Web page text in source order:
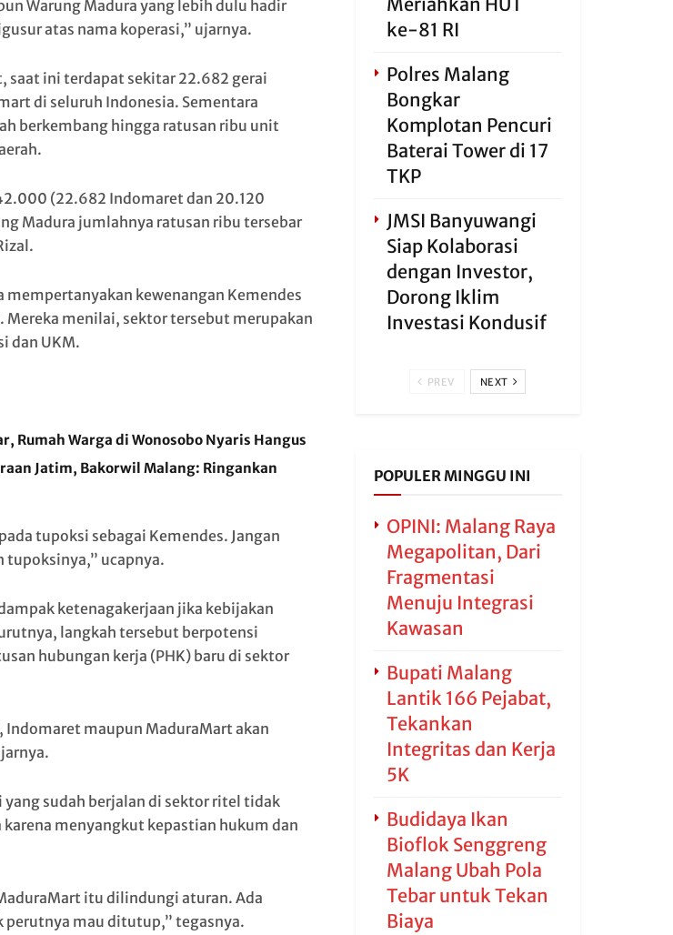
Warung Madura yang lebih dulu hadir
atas nama koperasi,” ujarnya.
saat ini terdapat sekitar 22.682 gerai
di seluruh Indonesia. Sementara
berkembang hingga ratusan ribu unit
(22.682 Indomaret dan 20.120
Madura jumlahnya ratusan ribu tersebar
mempertanyakan kewenangan Kemendes
Mereka menilai, sektor tersebut merupakan
dan UKM.
Rumah Warga di Wonosobo Nyaris Hangus
Jatim, Bakorwil Malang: Ringankan
tupoksi sebagai Kemendes. Jangan
tupoksinya,” ucapnya.
ketenagakerjaan jika kebijakan
langkah tersebut berpotensi
hubungan kerja (PHK) baru di sektor
maupun MaduraMart akan
sudah berjalan di sektor ritel tidak
menyangkut kepastian hukum dan
itu dilindungi aturan. Ada
perutnya mau ditutup,” tegasnya.
ke-81 RI
Polres Malang
Bongkar
Komplotan Pencuri
Baterai Tower di 17
TKP
JMSI Banyuwangi
Siap Kolaborasi
dengan Investor,
Dorong Iklim
Investasi Kondusif
PREV NEXT
POPULER MINGGU INI
OPINI: Malang Raya
Megapolitan, Dari
Fragmentasi
Menuju Integrasi
Kawasan
Bupati Malang
Lantik 166 Pejabat,
Tekankan
Integritas dan Kerja
5K
Budidaya Ikan
Bioflok Senggreng
Malang Ubah Pola
Tebar untuk Tekan
Biaya